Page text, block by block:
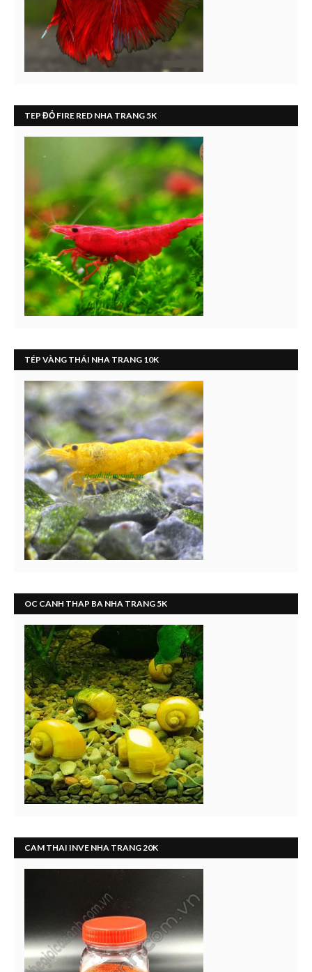
TEP ĐỎ FIRE RED NHA TRANG 5K
TÉP VÀNG THÁI NHA TRANG 10K
OC CANH THAP BA NHA TRANG 5K
CAM THAI INVE NHA TRANG 20K